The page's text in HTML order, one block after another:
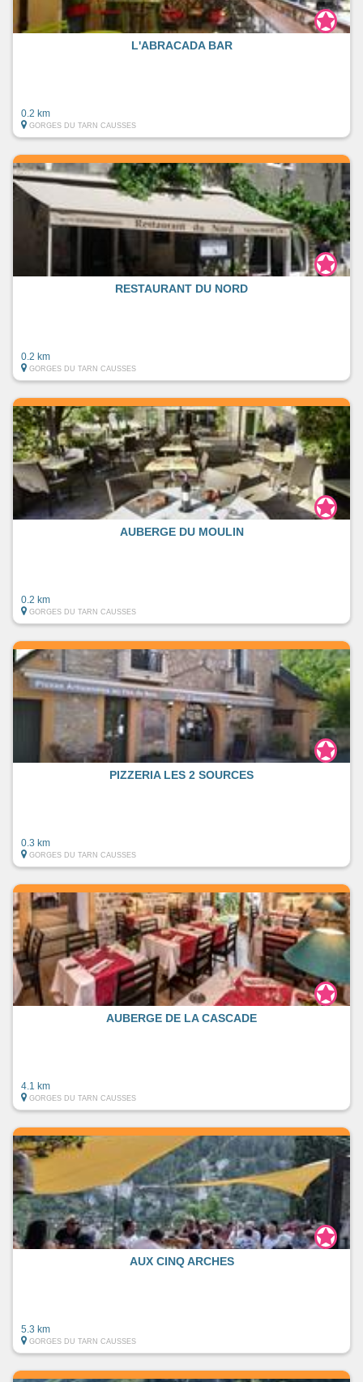
L'ABRACADA BAR
0.2 km
GORGES DU TARN CAUSSES
RESTAURANT DU NORD
0.2 km
GORGES DU TARN CAUSSES
AUBERGE DU MOULIN
0.2 km
GORGES DU TARN CAUSSES
PIZZERIA LES 2 SOURCES
0.3 km
GORGES DU TARN CAUSSES
AUBERGE DE LA CASCADE
4.1 km
GORGES DU TARN CAUSSES
AUX CINQ ARCHES
5.3 km
GORGES DU TARN CAUSSES